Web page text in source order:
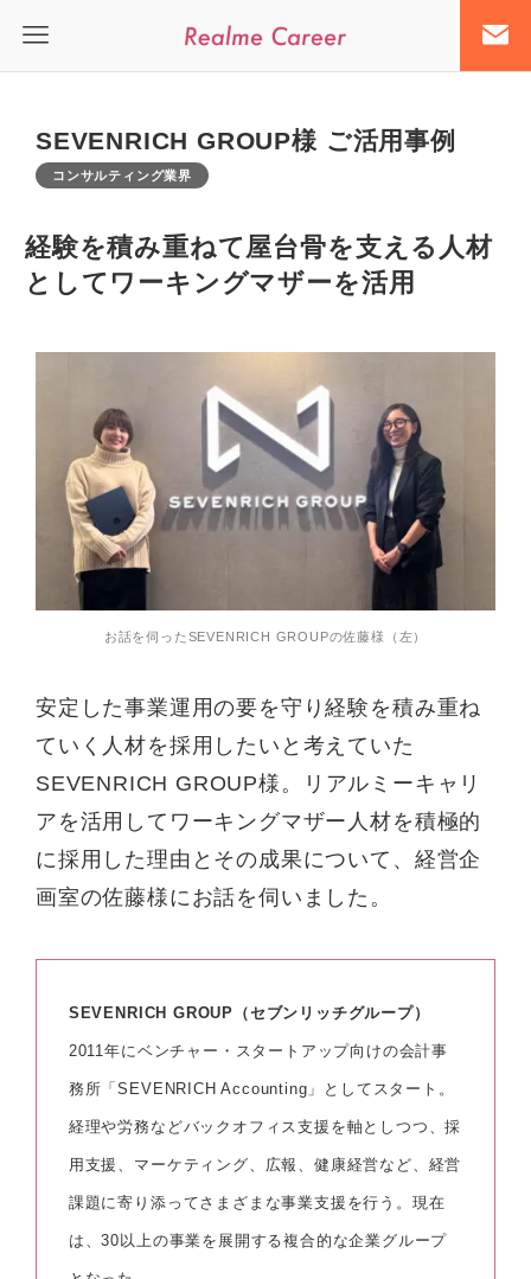
SEVENRICH GROUP様 ご活用事例
コンサルティング業界
経験を積み重ねて屋台骨を支える人材
としてワーキングマザーを活用
お話を伺ったSEVENRICH GROUPの佐藤様（左）
安定した事業運用の要を守り経験を積み重ね
ていく人材を採用したいと考えていた
SEVENRICH GROUP様。リアルミーキャリ
アを活用してワーキングマザー人材を積極的
に採用した理由とその成果について、経営企
画室の佐藤様にお話を伺いました。
SEVENRICH GROUP （セブンリッチグループ）
2011年にベンチャー・スタートアップ向けの会計事
務所「SEVENRICH Accounting」としてスタート。
経理や労務などバックオフィス支援を軸としつつ、採
用支援、マーケティング、広報、健康経営など、経営
課題に寄り添ってさまざまな事業支援を行う。現在
は、30以上の事業を展開する複合的な企業グループ